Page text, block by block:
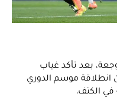
بعد تأكد غياب
انطلاقة موسم الدوري
في الكتف.